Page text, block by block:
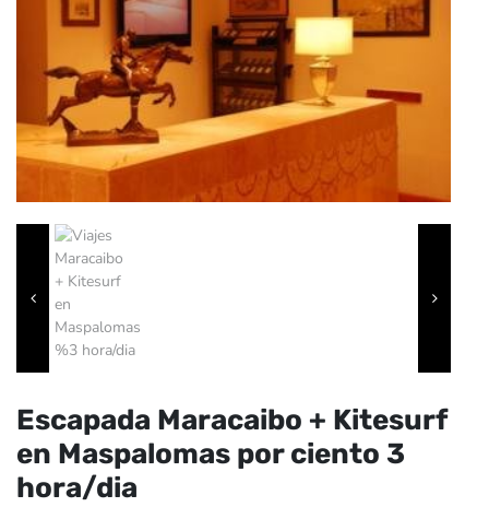
Escapada Maracaibo + Kitesurf
en Maspalomas por ciento 3
hora/dia